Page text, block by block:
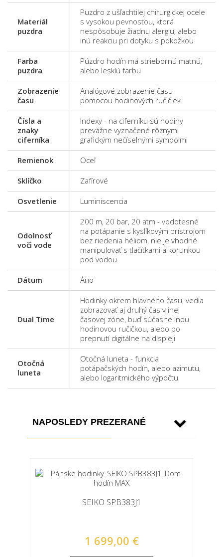
Materiál
puzdra
Puzdro z ušľachtilej chirurgickej ocele
s vysokou pevnosťou, ktorá
nespôsobuje žiadnu alergiu, alebo
inú reakciu pri dotyku s pokožkou
Farba
puzdra
Púzdro hodín má striebornú matnú,
alebo lesklú farbu
Zobrazenie
času
Analógové zobrazenie času
pomocou hodinových ručičiek
Čísla a
znaky
ciferníka
Indexy - na ciferníku sú hodiny
prevážne vyznačené rôznymi
grafickým nečíselnými symbolmi
Remienok Oceľ
Sklíčko Zafírové
Osvetlenie Luminiscencia
Odolnosť
voči vode
200 m, 20 bar, 20 atm - vodotesné
na potápanie s kyslíkovým prístrojom
bez riedenia héliom, nie je vhodné
manipulovať s tlačítkami a korunkou
pod vodou
Dátum Áno
Dual Time
Hodinky okrem hlavného času, vedia
zobrazovať aj druhý čas v inej
časovej zóne, buď súčasne inou
hodinovou ručičkou, alebo po
prepnutí digitálne na displeji
Otočná
luneta
Otočná luneta - funkcia
potápačských hodín, alebo azimutu,
alebo logaritmického výpočtu
NAPOSLEDY PREZERANÉ
SEIKO SPB383J1
1 699,00 €